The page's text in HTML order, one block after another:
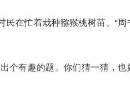
在忙着栽种猕猴桃树苗。“周
个有趣的题。你们猜一猜，也